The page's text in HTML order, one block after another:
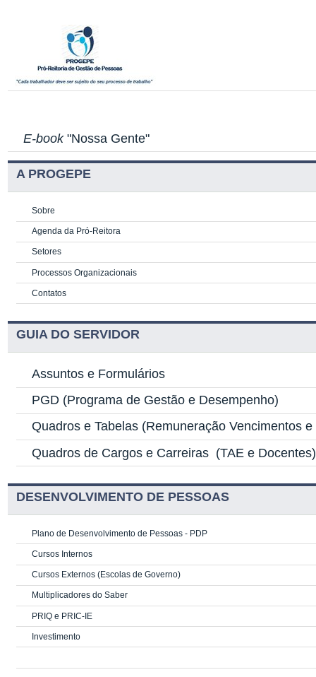
E-book"Nossa Gente"
A PROGEPE
Sobre
Agenda da Pró-Reitora
Setores
Processos Organizacionais
Contatos
GUIA DO SERVIDOR
Assuntos e Formulários
PGD (Programa de Gestão e Desempenho)
Quadros e Tabelas (Remuneração Vencimentos
Quadros de Cargos e Carreiras (TAE e Docentes)
DESENVOLVIMENTO DE PESSOAS
Plano de Desenvolvimento de Pessoas - PDP
Cursos Internos
Cursos Externos (Escolas de Governo)
Multiplicadores do Saber
PRIQ e PRIC-IE
Investimento